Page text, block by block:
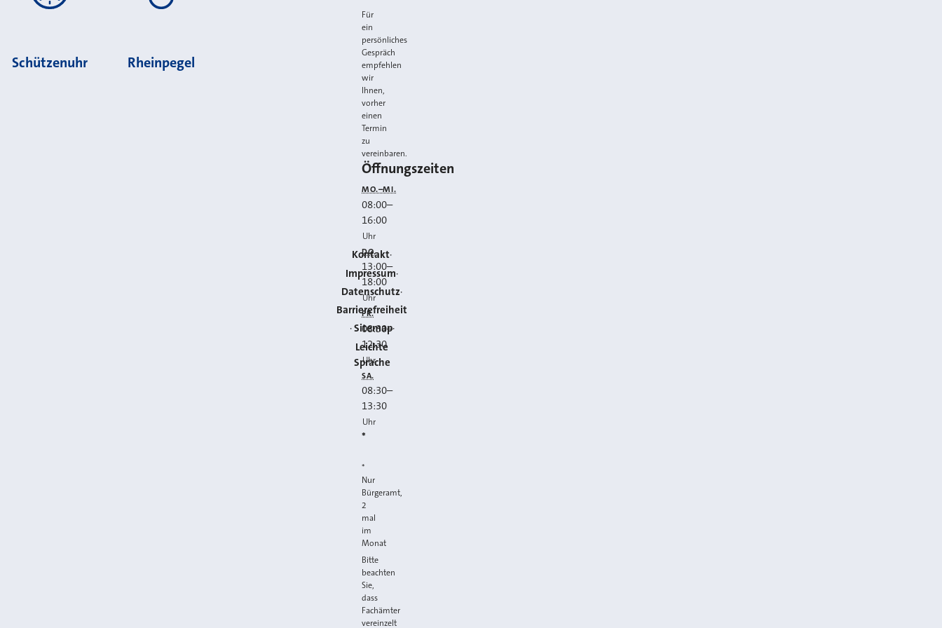
Schützenuhr Rheinpegel
Kontakt
Impressum
Datenschutz
Barrierefreiheit
Sitemap
Leichte
Sprache
Für
ein
persönliches
Gespräch
empfehlen
wir
Ihnen,
vorher
einen
Termin
zu
vereinbaren.
Öffnungszeiten
MO.–MI.
08:00–
16:00
Uhr
DO.
13:00–
18:00
Uhr
FR.
08:30–
12:30
Uhr
SA.
08:30–
13:30
Uhr
*
*
Nur
Bürgeramt,
2
mal
im
Monat
Bitte
beachten
Sie,
dass
Fachämter
vereinzelt